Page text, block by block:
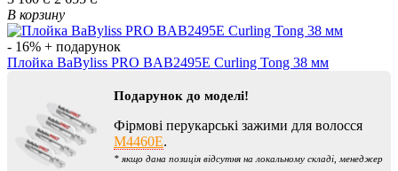
В корзину
- 16% + подарунок
Плойка BaByliss PRO BAB2495E Curling Tong 38 мм
Подарунок до моделі!
Фірмові перукарські зажими для волосся
M4460E.
* якщо дана позиція відсутня на локальному складі, менеджер